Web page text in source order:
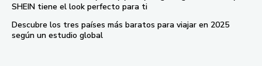
SHEIN tiene el look perfecto para ti
Descubre los tres países más baratos para viajar en 2025
según un estudio global